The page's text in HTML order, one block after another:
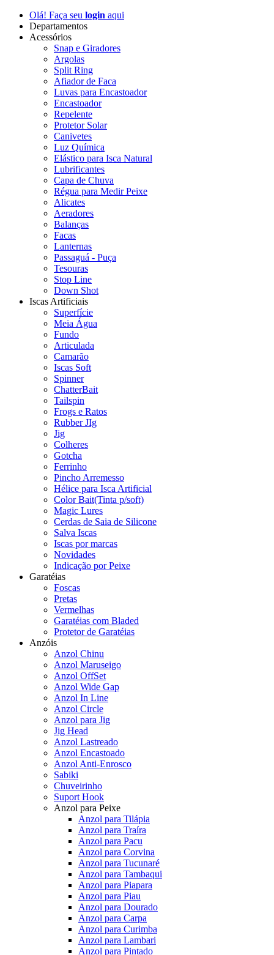
Olá! Faça seu login aqui
Departamentos
Acessórios
Snap e Giradores
Argolas
Split Ring
Afiador de Faca
Luvas para Encastoador
Encastoador
Repelente
Protetor Solar
Canivetes
Luz Química
Elástico para Isca Natural
Lubrificantes
Capa de Chuva
Régua para Medir Peixe
Alicates
Aeradores
Balanças
Facas
Lanternas
Passaguá - Puça
Tesouras
Stop Line
Down Shot
Iscas Artificiais
Superfície
Meia Água
Fundo
Articulada
Camarão
Iscas Soft
Spinner
ChatterBait
Tailspin
Frogs e Ratos
Rubber JIg
Jig
Colheres
Gotcha
Ferrinho
Pincho Arremesso
Hélice para Isca Artificial
Color Bait(Tinta p/soft)
Magic Lures
Cerdas de Saia de Silicone
Salva Iscas
Iscas por marcas
Novidades
Indicação por Peixe
Garatéias
Foscas
Pretas
Vermelhas
Garatéias com Bladed
Protetor de Garatéias
Anzóis
Anzol Chinu
Anzol Maruseigo
Anzol OffSet
Anzol Wide Gap
Anzol In Line
Anzol Circle
Anzol para Jig
Jig Head
Anzol Lastreado
Anzol Encastoado
Anzol Anti-Enrosco
Sabiki
Chuveirinho
Suport Hook
Anzol para Peixe
Anzol para Tilápia
Anzol para Traíra
Anzol para Pacu
Anzol para Corvina
Anzol para Tucunaré
Anzol para Tambaqui
Anzol para Piapara
Anzol para Piau
Anzol para Dourado
Anzol para Carpa
Anzol para Curimba
Anzol para Lambari
Anzol para Pintado